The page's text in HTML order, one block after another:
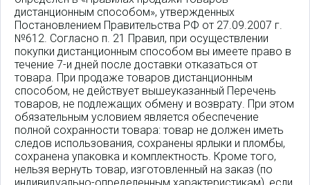
дистанционным способом», утвержденных
Постановлением Правительства РФ от 27.09.2007 г.
№612. Согласно п. 21 Правил, при осуществлении
покупки дистанционным способом вы имеете право в
течение 7-и дней после доставки отказаться от
товара. При продаже товаров дистанционным
способом, не действует вышеуказанный Перечень
товаров, не подлежащих обмену и возврату. При этом
обязательным условием является обеспечение
полной сохранности товара: товар не должен иметь
следов использования, сохранены ярлыки и пломбы,
сохранена упаковка и комплектность. Кроме того,
нельзя вернуть товар, изготовленный на заказ (по